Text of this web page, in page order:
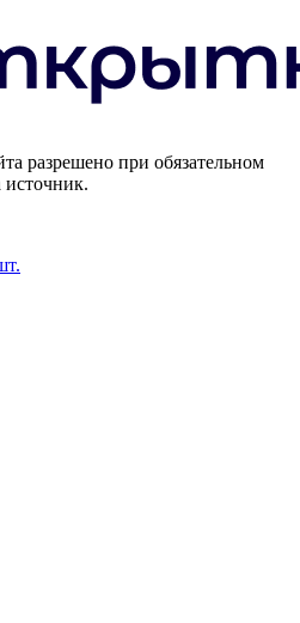
разрешено при обязательном
источник.